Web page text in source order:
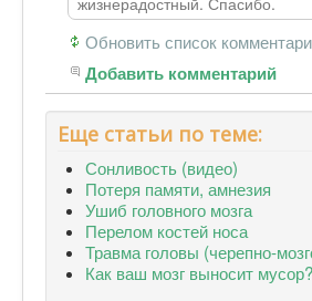
Обновить список
Добавить комментарий
Еще статьи по теме:
Сонливость (видео)
Потеря памяти, амнезия
Ушиб головного мозга
Перелом костей носа
Травма головы (черепно-
Как ваш мозг выносит мусор?